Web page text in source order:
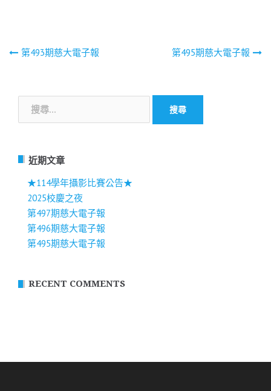
文
導
第493期慈大電子報 第495期慈大電子報
字:
近期文章
★114學年攝影比賽公告★
2025校慶之夜
第497期慈大電子報
第496期慈大電子報
第495期慈大電子報
RECENT COMMENTS